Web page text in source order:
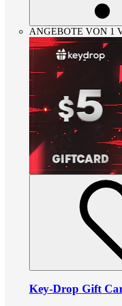
ANGEBOTE VON 1
Key-Drop Gift